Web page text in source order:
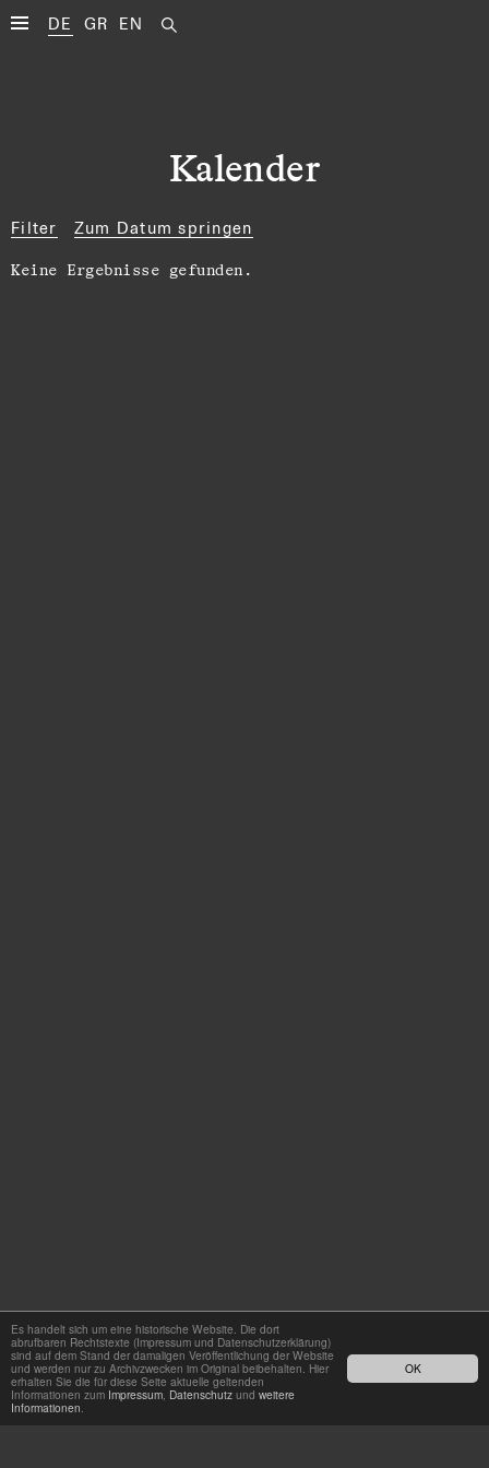
DE GR EN
Kalender
Filter Zum Datum springen
Keine Ergebnisse gefunden.
OK
Es handelt sich um eine historische Website. Die dort
abrufbaren Rechtstexte (Impressum und Datenschutzerklärung)
sind auf dem Stand der damaligen Veröffentlichung der Website
und werden nur zu Archivzwecken im Original beibehalten. Hier
erhalten Sie die für diese Seite aktuelle geltenden
Informationen zum Impressum, Datenschutz und weitere
Informationen.